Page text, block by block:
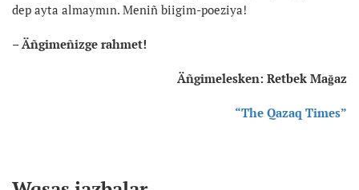
dep ayta almaymın. Meniñ biigim-poeziya!
– Äñgimeñizge rahmet!
Äñgimelesken: Retbek Mağaz
“The Qazaq Times”